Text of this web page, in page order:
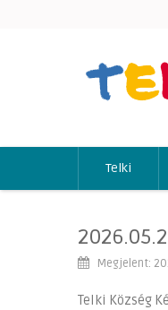
Telki
Megjelent:
Telki Község